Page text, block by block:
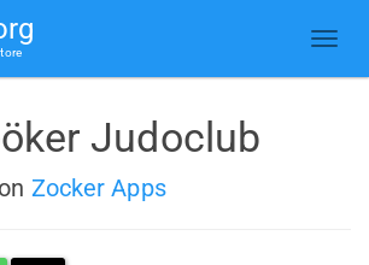
Judoclub
Zocker Apps